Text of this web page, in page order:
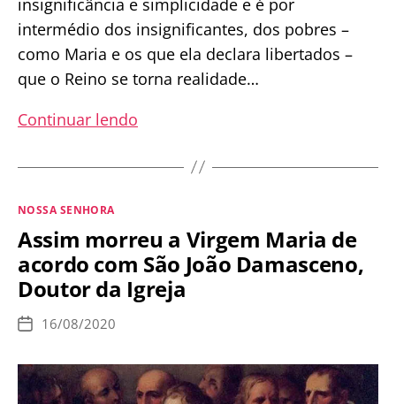
insignificância e simplicidade e é por
intermédio dos insignificantes, dos pobres –
como Maria e os que ela declara libertados –
que o Reino se torna realidade…
Continuar lendo
Dogmas
Senhora
Categorias
NOSSA SENHORA
Assim morreu a Virgem Maria de
acordo com São João Damasceno,
Doutor da Igreja
Data
publicação
16/08/2020